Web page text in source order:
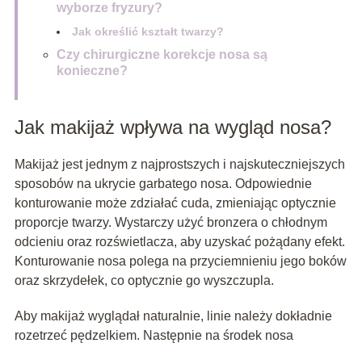
wyborze fryzury?
Jak określić kształt twarzy?
Czy chirurgiczne korekcje nosa są
konieczne?
Jak makijaż wpływa na wygląd nosa?
Makijaż jest jednym z najprostszych i najskuteczniejszych
sposobów na ukrycie garbatego nosa. Odpowiednie
konturowanie może zdziałać cuda, zmieniając optycznie
proporcje twarzy. Wystarczy użyć bronzera o chłodnym
odcieniu oraz rozświetlacza, aby uzyskać pożądany efekt.
Konturowanie nosa polega na przyciemnieniu jego boków
oraz skrzydełek, co optycznie go wyszczupla.
Aby makijaż wyglądał naturalnie, linie należy dokładnie
rozetrzeć pędzelkiem. Następnie na środek nosa